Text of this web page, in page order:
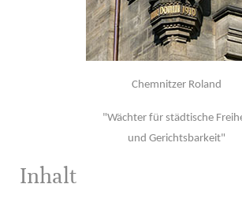
Chemnitzer Roland
"Wächter für städtische
und Gerichtsbarkeit"
Inhalt